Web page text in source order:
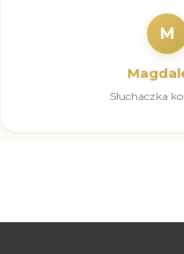
M
Słuchaczka